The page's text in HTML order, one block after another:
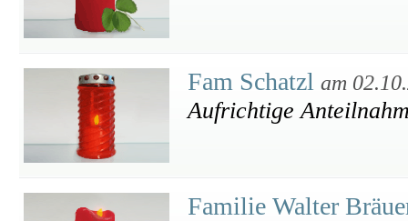
Fam Schatzl am
Aufrichtige
Familie Walter